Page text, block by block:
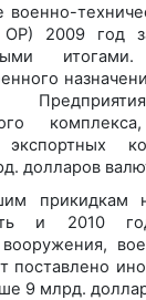
военно-
2009 год
долларов
прикидкам
и 2010
вооружения,
поставлено
9 млрд.